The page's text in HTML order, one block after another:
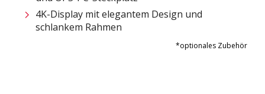
4K-Display mit elegantem Design und
schlankem Rahmen
*optionales Zubehör